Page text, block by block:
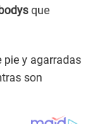
que
pie y agarradas
son